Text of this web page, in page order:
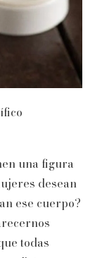
una figura
desean
ese cuerpo?
todas